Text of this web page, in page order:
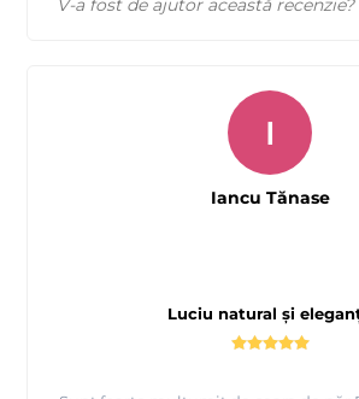
V-a fost de ajutor această recenzie?
Luciu natural și
I
Iancu Tănase